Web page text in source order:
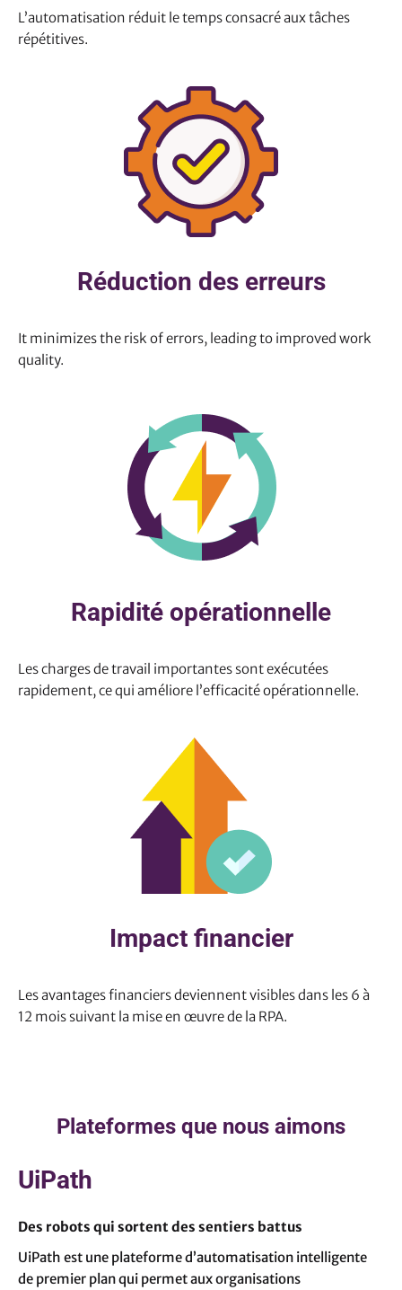
L’automatisation réduit le temps consacré aux tâches
répétitives.
Réduction des erreurs
It minimizes the risk of errors, leading to improved work
quality.
Rapidité opérationnelle
Les charges de travail importantes sont exécutées
rapidement, ce qui améliore l’efficacité opérationnelle.
Impact financier
Les avantages financiers deviennent visibles dans les 6 à
12 mois suivant la mise en œuvre de la RPA.
Plateformes que nous aimons
UiPath
Des robots qui sortent des sentiers battus
UiPath est une plateforme d’automatisation intelligente
de premier plan qui permet aux organisations